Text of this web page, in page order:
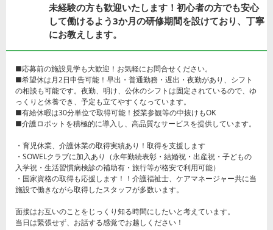
未経験の方も歓迎いたします！初心者の方でも安心
して働けるよう3か月の研修期間を設けており、丁寧
にお教えします。
■応募前の施設見学も大歓迎！お気軽にお問合せください。
■希望休は月2日申告可能！早出・普通勤務・遅出・夜勤があり、シフト
の相談も可能です。夜勤、明け、公休のシフトは固定されているので、ゆ
っくりと休養でき、予定も立てやすくなっています。
■有給休暇は30分単位で取得可能！授業参観等の中抜けもOK
■介護ロボットを積極的に導入し、高品質なサービスを提供しています。
・ 育児休業、介護休業の取得実績あり！取得を支援します
・SOWELクラブに加入あり（永年勤続表彰・結婚祝・出産祝・子どもの
入学祝・生活習慣病検診の補助有・旅行等が格安で利用可能）
・国家資格の取得も応援します！！介護福祉士、ケアマネージャー共に当
施設で働きながら取得したスタッフが多数います。
面接はお互いのことをじっくり知る時間にしたいと考えています。
当日は緊張せず、お話する感覚でお越しください！